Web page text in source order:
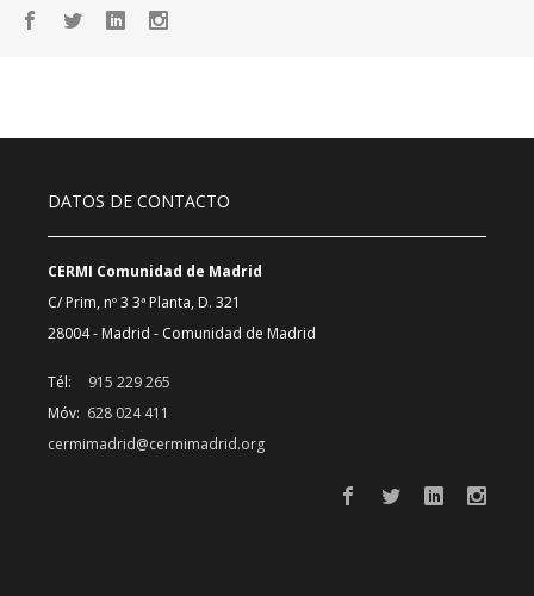
DATOS DE CONTACTO
CERMI Comunidad de Madrid
C/ Prim, nº 3 3ª Planta, D. 321
28004 - Madrid - Comunidad de Madrid
Tél:
915 229 265
Móv: 628 024 411
cermimadrid@cermimadrid.org